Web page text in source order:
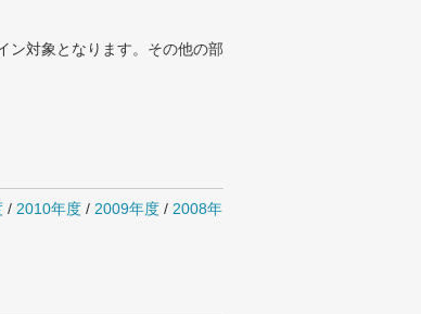
ン対象となります。その他の部
/ 2010年度 / 2009年度 / 2008年